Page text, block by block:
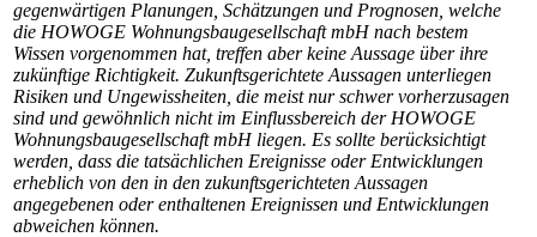
gegenwärtigen Planungen, Schätzungen und Prognosen, welche
die HOWOGE Wohnungsbaugesellschaft mbH nach bestem
Wissen vorgenommen hat, treffen aber keine Aussage über ihre
zukünftige Richtigkeit. Zukunftsgerichtete Aussagen unterliegen
Risiken und Ungewissheiten, die meist nur schwer vorherzusagen
sind und gewöhnlich nicht im Einflussbereich der HOWOGE
Wohnungsbaugesellschaft mbH liegen. Es sollte berücksichtigt
werden, dass die tatsächlichen Ereignisse oder Entwicklungen
erheblich von den in den zukunftsgerichteten Aussagen
angegebenen oder enthaltenen Ereignissen und Entwicklungen
abweichen können.